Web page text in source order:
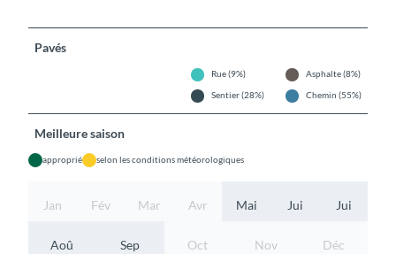
Pavés
Rue (9%)
Asphalte (8%)
Sentier (28%)
Chemin (55%)
Meilleure saison
approprié selon les conditions météorologiques
Jan Fév Mar Avr Mai Jui Jui
Aoû Sep Oct Nov Déc